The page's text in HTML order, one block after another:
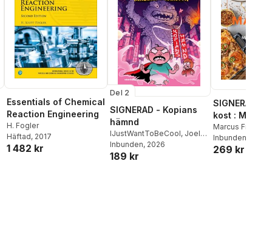
Essentials of Chemical
Reaction Engineering
H. Fogler
Häftad, 2017
1 482 kr
Del 2
SIGNERAD - Kopians
hämnd
IJustWantToBeCool, Joel
Adolphson,Emil Ejdemo
Beer ,Victor Beer
Inbunden, 2026
189 kr
SIGNERAD -
kost :
matlådor
Marcus Frank
Inbunden
269 kr